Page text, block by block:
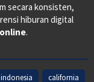
secara konsisten,
hiburan digital
.
california